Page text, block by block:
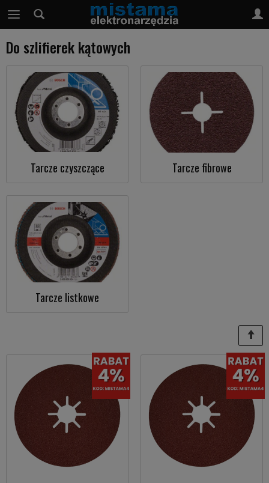
Do szlifierek kątowych
Tarcze czyszczące Tarcze fibrowe
Tarcze listkowe